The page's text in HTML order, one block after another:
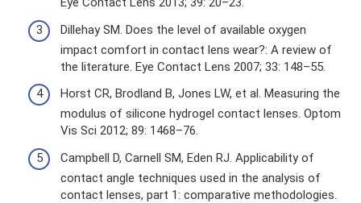
Dillehay SM. Does the level of available oxygen
impact comfort in contact lens wear?: A review of
the literature. Eye Contact Lens 2007; 33: 148–55.
Horst CR, Brodland B, Jones LW, et al. Measuring the
modulus of silicone hydrogel contact lenses. Optom
Vis Sci 2012; 89: 1468–76.
Campbell D, Carnell SM, Eden RJ. Applicability of
contact angle techniques used in the analysis of
contact lenses, part 1: comparative methodologies.